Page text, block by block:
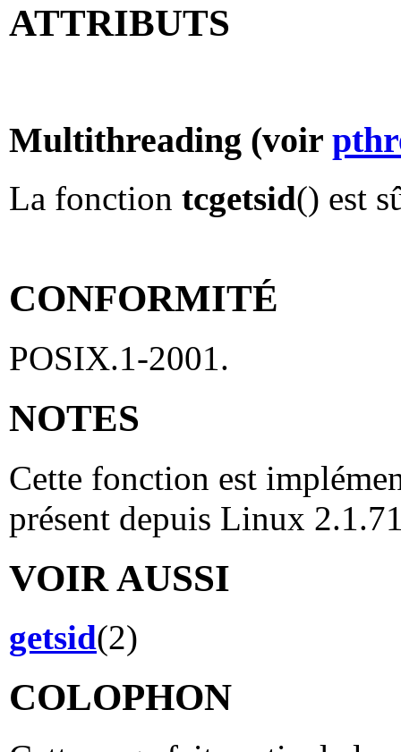
ATTRIBUTS
Multithreading (voir
La fonction tcgetsid() est
CONFORMITÉ
POSIX.1-2001.
NOTES
Cette fonction est
présent depuis Linux
VOIR AUSSI
getsid(2)
COLOPHON